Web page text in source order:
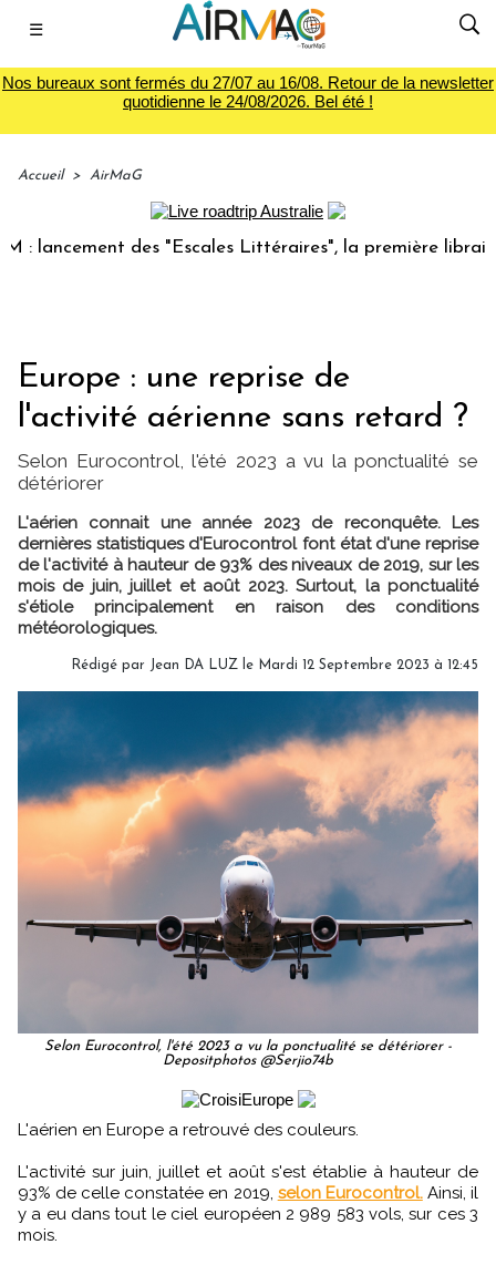
☰
Nos bureaux sont fermés du 27/07 au 16/08. Retour de la newsletter
quotidienne le 24/08/2026. Bel été !
Accueil > AirMaG
des "Escales Littéraires", la première librairie du
Europe : une reprise de
l'activité aérienne sans retard ?
Selon Eurocontrol, l'été 2023 a vu la ponctualité se
détériorer
L'aérien connait une année 2023 de reconquête. Les
dernières statistiques d'Eurocontrol font état d'une reprise
de l'activité à hauteur de 93% des niveaux de 2019, sur les
mois de juin, juillet et août 2023. Surtout, la ponctualité
s'étiole principalement en raison des conditions
météorologiques.
Rédigé par Jean DA LUZ le Mardi 12 Septembre 2023 à 12:45
Selon Eurocontrol, l'été 2023 a vu la ponctualité se détériorer -
Depositphotos @Serjio74b
L'aérien en Europe a retrouvé des couleurs.
L'activité sur juin, juillet et août s'est établie à hauteur de
93% de celle constatée en 2019, selon Eurocontrol.Ainsi, il
y a eu dans tout le ciel européen 2 989 583 vols, sur ces 3
mois.